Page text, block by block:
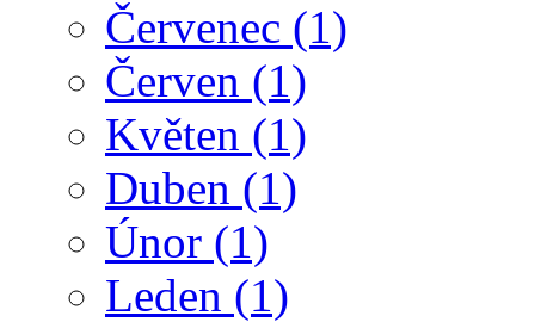
Červenec (1)
Červen (1)
Květen (1)
Duben (1)
Únor (1)
Leden (1)